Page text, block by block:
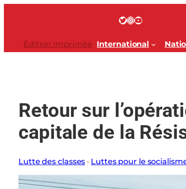
Twitter InstagramYouTube
Édition Imprimée International
Retour sur
capitale de la
Lutte des classes · Luttes pour le